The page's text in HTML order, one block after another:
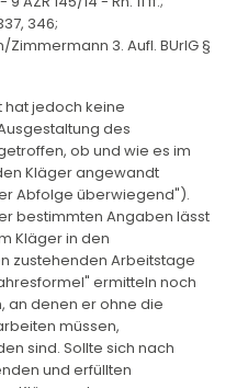
346;
3. Aufl. BUrlG §
jedoch keine
des
ob und wie es im
Kläger angewandt
Abfolge überwiegend").
bestimmten Angaben lässt
Kläger in den
zustehenden Arbeitstage
ermitteln noch
an denen er ohne die
müssen,
sind. Sollte sich nach
und erfüllten